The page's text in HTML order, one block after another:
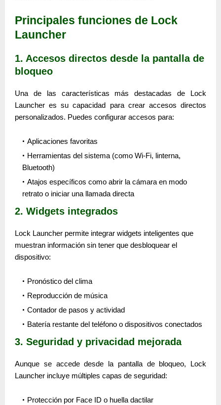
Principales funciones de Lock
Launcher
1. Accesos directos desde la pantalla de
bloqueo
Una de las características más destacadas de Lock
Launcher es su capacidad para crear accesos directos
personalizados. Puedes configurar accesos para:
Aplicaciones favoritas
Herramientas del sistema (como Wi-Fi, linterna,
Bluetooth)
Atajos específicos como abrir la cámara en modo
retrato o iniciar una llamada directa
2. Widgets integrados
Lock Launcher permite integrar widgets inteligentes que
muestran información sin tener que desbloquear el
dispositivo:
Pronóstico del clima
Reproducción de música
Contador de pasos y actividad
Batería restante del teléfono o dispositivos conectados
3. Seguridad y privacidad mejorada
Aunque se accede desde la pantalla de bloqueo, Lock
Launcher incluye múltiples capas de seguridad:
Protección por Face ID o huella dactilar